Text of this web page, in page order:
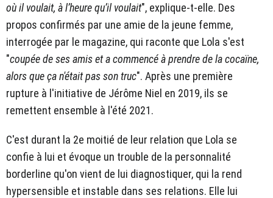
où il voulait, à l’heure qu’il voulait", explique-t-elle. Des
propos confirmés par une amie de la jeune femme,
interrogée par le magazine, qui raconte que Lola s'est
"coupée de ses amis et a commencé à prendre de la cocaïne,
alors que ça n'était pas son truc". Après une première
rupture à l'initiative de Jérôme Niel en 2019, ils se
remettent ensemble à l'été 2021.
C'est durant la 2e moitié de leur relation que Lola se
confie à lui et évoque un trouble de la personnalité
borderline qu'on vient de lui diagnostiquer, qui la rend
hypersensible et instable dans ses relations. Elle lui